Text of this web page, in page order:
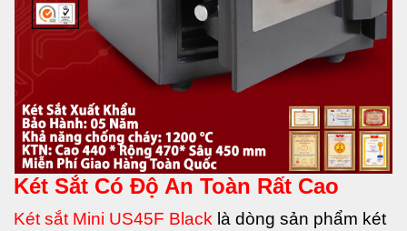
Két Sắt Có Độ An Toàn Rất Cao
Két sắt Mini US45F Black là dòng sản phẩm két